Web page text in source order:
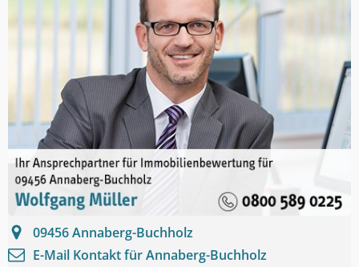
09456Annaberg-Buchholz
E-Mail Kontakt fürAnnaberg-Buchholz